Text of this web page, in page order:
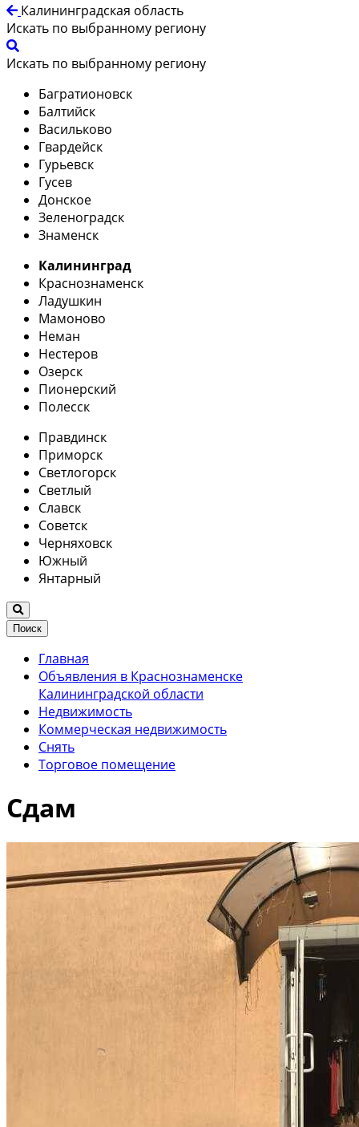
Калининградская область
Искать по выбранному региону
Искать по выбранному региону
Багратионовск
Балтийск
Васильково
Гвардейск
Гурьевск
Гусев
Донское
Зеленоградск
Знаменск
Калининград
Краснознаменск
Ладушкин
Мамоново
Неман
Нестеров
Озерск
Пионерский
Полесск
Правдинск
Приморск
Светлогорск
Светлый
Славск
Советск
Черняховск
Южный
Янтарный
Поиск
Главная
Объявления в Краснознаменске
Калининградской области
Недвижимость
Коммерческая недвижимость
Снять
Торговое помещение
Сдам